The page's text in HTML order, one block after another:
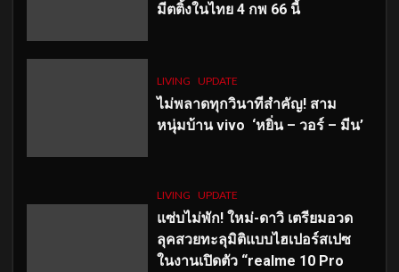
มีตติ้งในไทย 4 กพ 66 นี้
LIVING UPDATE
ไม่พลาดทุกวินาทีสำคัญ! สาม
หนุ่มบ้าน vivo ‘หยิ่น – วอร์ – มีน’
LIVING UPDATE
แซ่บไม่พัก! ใหม่-ดาวิ เตรียมอวด
ลุคสวยทะลุมิติแบบไฮเปอร์สเปซ
ในงานเปิดตัว “realme 10 Pro